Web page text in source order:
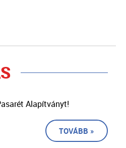
Alapítványt!
TOVÁBB »